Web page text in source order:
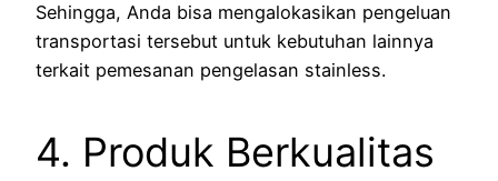
Sehingga, Anda bisa mengalokasikan pengeluan
transportasi tersebut untuk kebutuhan lainnya
terkait pemesanan pengelasan stainless.
4. Produk Berkualitas